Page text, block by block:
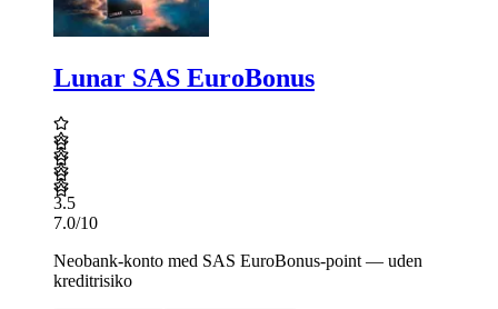
Lunar SAS EuroBonus
3.5
7.0/10
Neobank-konto med SAS EuroBonus-point — uden
kreditrisiko